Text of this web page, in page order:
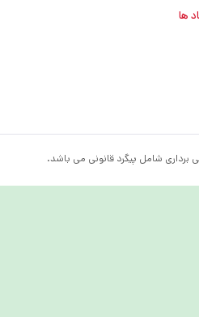
ها
شامل پیگرد قانونی می باشد.